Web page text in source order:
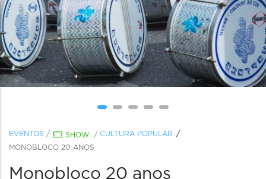
EVENTOS / SHOW / CULTURA POPULAR
MONOBLOCO 20 ANOS
Monobloco 20 anos